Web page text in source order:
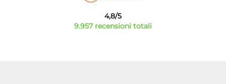
4,8/5
9.957 recensioni totali